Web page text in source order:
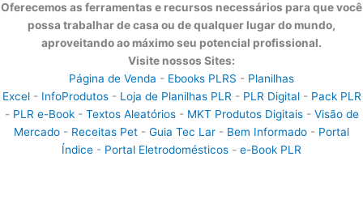
Oferecemos as ferramentas e recursos necessários para que você
possa trabalhar de casa ou de qualquer lugar do mundo,
aproveitando ao máximo seu potencial profissional.
Visite nossos Sites:
Página de Venda - Ebooks PLRS - Planilhas
Excel- InfoProdutos- Loja de Planilhas PLR - PLR Digital- Pack PLR
- PLR e-Book- Textos Aleatórios- MKT Produtos Digitais- Visão de
Mercado - Receitas Pet - Guia Tec Lar - Bem Informado - Portal
Índice - Portal Eletrodomésticos - e-Book PLR